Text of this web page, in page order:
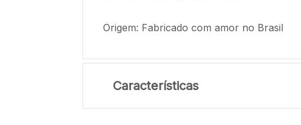
Origem: Fabricado com amor no Brasil
Características